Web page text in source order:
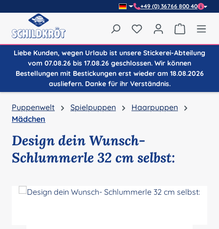
+49 (0) 36766 800 40
Du hast 0 Produkte
Liebe Kunden, wegen Urlaub ist unsere Stickerei-Abteilung
vom 07.08.26 bis 17.08.26 geschlossen. Wir können
Bestellungen mit Bestickungen erst wieder am 18.08.2026
ausliefern. Danke für ihr Verständnis.
Puppenwelt Spielpuppen
Haarpuppen
Mädchen
Design dein Wunsch-
Schlummerle 32 cm selbst: